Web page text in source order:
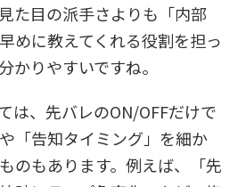
た目の派手さよりも「内部
めに教えてくれる役割を担っ
かりやすいですね。
は、先バレのON/OFFだけで
「告知タイミング」を細か
のもあります。例えば、「先